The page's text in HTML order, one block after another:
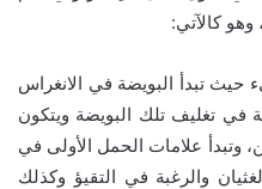
كالآتي:
حيث تبدأ البويضة في الانغراس
في تغليف تلك البويضة ويتكون
وتبدأ علامات الحمل الأولى في
والرغبة في التقيؤ وكذلك